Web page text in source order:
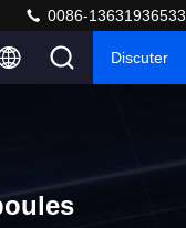
0086-13631936533
Discuter